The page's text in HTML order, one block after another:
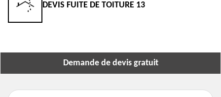
DEVIS FUITE DE TOITURE 13
Demande de devis gratuit